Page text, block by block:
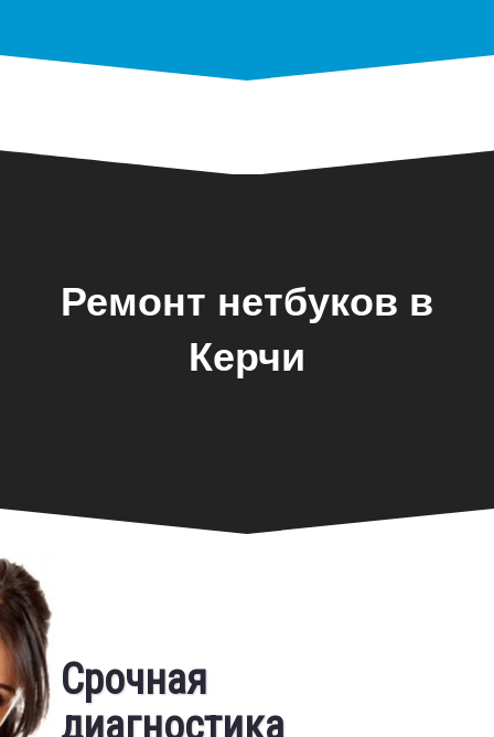
Ремонт нетбуков в
Керчи
Срочная
диагностика
Замена экрана
ноутбука